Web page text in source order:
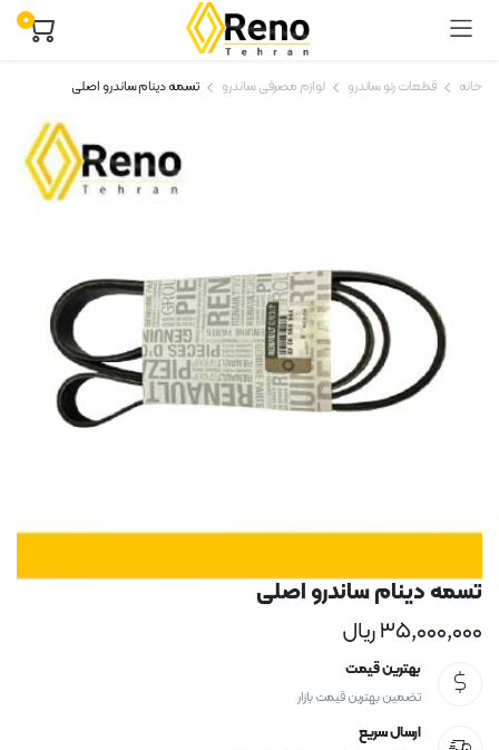
۰
خانه قطعات رنو ساندرو لوازم مصرفی ساندرو تسمه دینام ساندرو اصلی
تسمه دینام ساندرو اصلی
۳۵,۰۰۰,۰۰۰ریال
بهترین قیمت
تضمین بهترین قیمت بازار
ارسال سریع